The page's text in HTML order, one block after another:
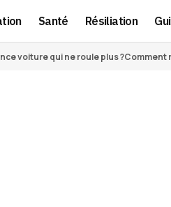
Santé Résiliation
voiture qui ne roule plus ?Comment